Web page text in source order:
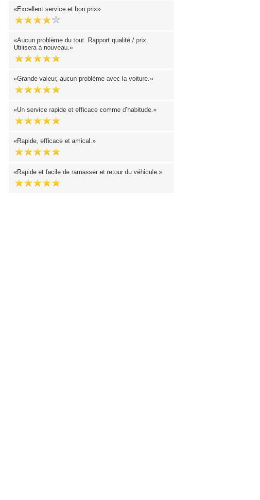
Excellent service et bon prix
Aucun problème du tout. Rapport qualité / prix.
Utilisera à nouveau.
Grande valeur, aucun problème avec la voiture.
Un service rapide et efficace comme d’habitude.
Rapide, efficace et amical.
Rapide et facile de ramasser et retour du véhicule.